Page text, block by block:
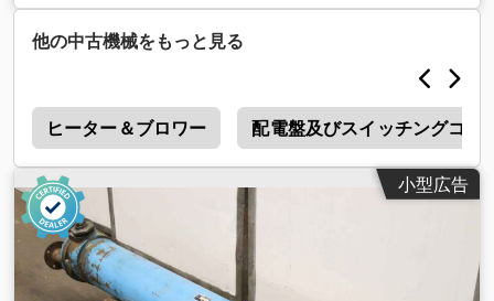
ん -モーター: シーメンス 0.37kW -圧力: 最大16バール -温度:
最大120℃ Codpfx Aaei En Dqe Esrf -寸法: 560/330/H540 mm
-重量: 28 kg
他の中古機械をもっと見る
ヒーター＆ブロワー 配電盤及びスイッチングコン
小型広告